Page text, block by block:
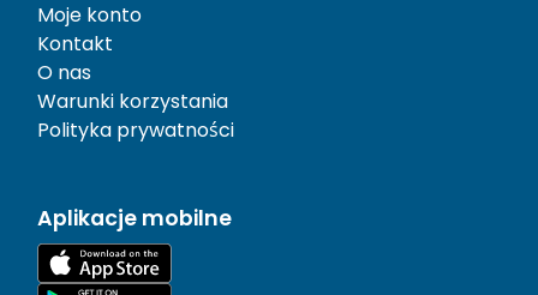
Moje konto
Kontakt
O nas
Warunki korzystania
Polityka prywatności
Aplikacje mobilne